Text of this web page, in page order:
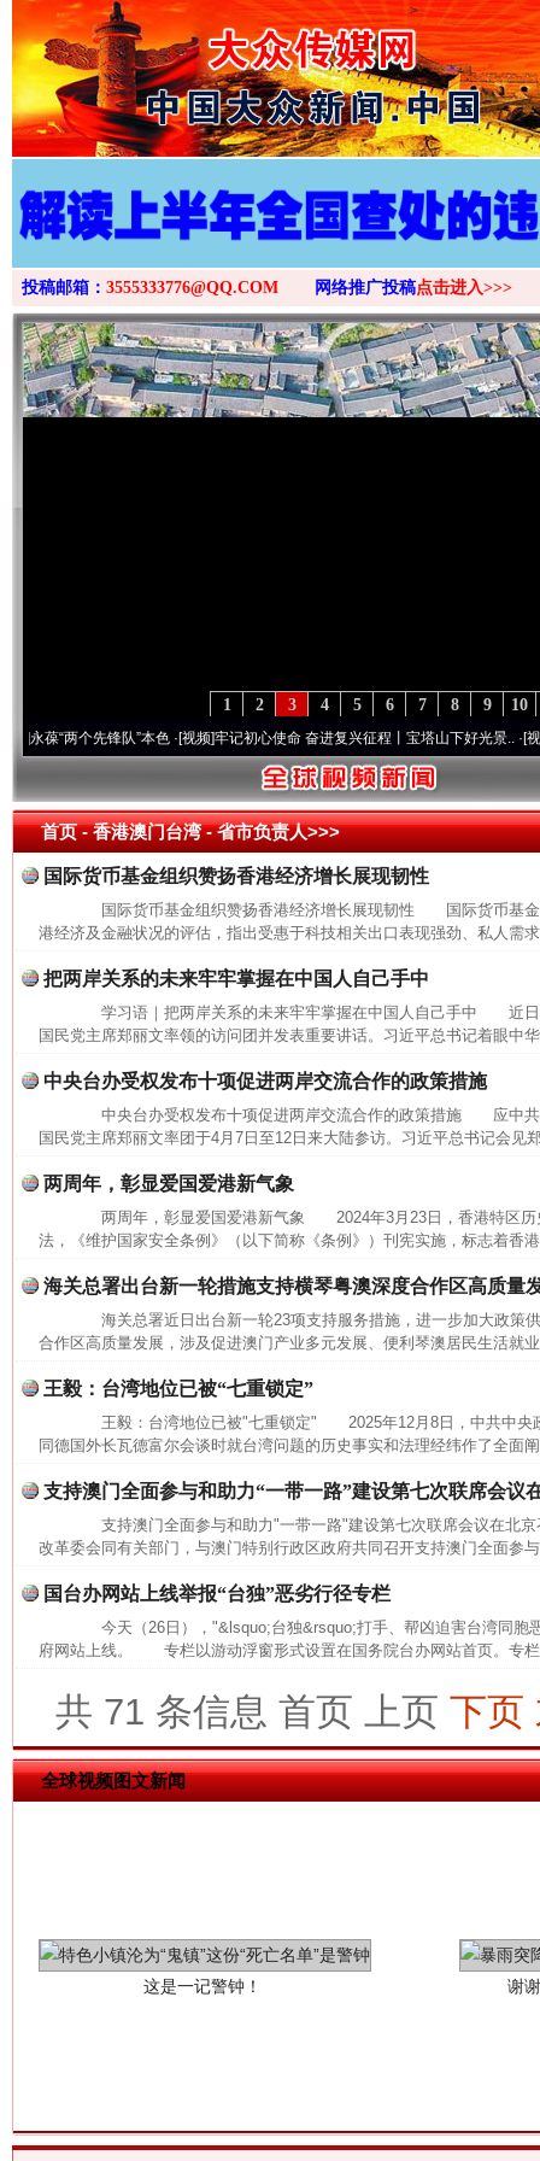
>
投稿邮箱： 3555333776@QQ.COM 网络推广投稿点击进入>>>
10
9
8
7
6
5
4
3
2
1
葆“两个先锋队”本色·[视频] 牢记初心使命 奋进复兴征程丨宝塔山下好光景..·[视频] 因
首页- 香港澳门台湾 -省市负责人>>>
国际货币基金组织赞扬香港经济增长展现韧性
国际货币基金组织赞扬香港经济增长展现韧性 国际货币基金
港经济及金融状况的评估，指出受惠于科技相关出口表现强劲、私人需
把两岸关系的未来牢牢掌握在中国人自己手中
学习语｜把两岸关系的未来牢牢掌握在中国人自己手中 近日
国民党主席郑丽文率领的访问团并发表重要讲话。习近平总书记着眼中
中央台办受权发布十项促进两岸交流合作的政策措施
中央台办受权发布十项促进两岸交流合作的政策措施 应中共
国民党主席郑丽文率团于4月7日至12日来大陆参访。习近平总书记会见
两周年，彰显爱国爱港新气象
两周年，彰显爱国爱港新气象 2024年3月23日，香港特区历
法，《维护国家安全条例》（以下简称《条例》）刊宪实施，标志着香
海关总署出台新一轮措施支持横琴粤澳深度合作区高质量
海关总署近日出台新一轮23项支持服务措施，进一步加大政策
合作区高质量发展，涉及促进澳门产业多元发展、便利琴澳居民生活就
王毅：台湾地位已被“七重锁定”
王毅：台湾地位已被"七重锁定" 2025年12月8日，中共中央
同德国外长瓦德富尔会谈时就台湾问题的历史事实和法理经纬作了全
支持澳门全面参与和助力“一带一路”建设第七次联席会议
支持澳门全面参与和助力"一带一路"建设第七次联席会议在北
改革委会同有关部门，与澳门特别行政区政府共同召开支持澳门全面参
国台办网站上线举报“台独”恶劣行径专栏
今天（26日），"&lsquo;台独&rsquo;打手、帮凶迫害台湾同胞
府网站上线。 专栏以游动浮窗形式设置在国务院台办网站首页。专
共 71 条信息 首页 上页 下页
全球视频图文新闻
网上购药对药下症？